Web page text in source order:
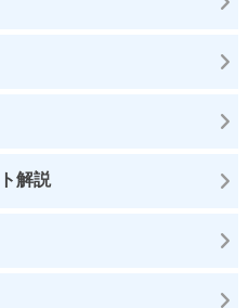
解説